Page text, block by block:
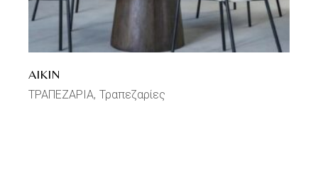
AIKIN
ΤΡΑΠΕΖΑΡΙΑ Τραπεζαρίες